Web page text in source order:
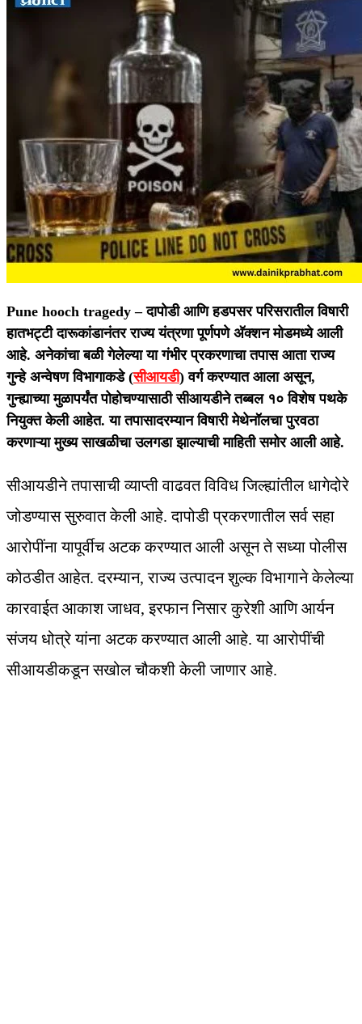
Pune hooch tragedy –दापोडी आणि हडपसर परिसरातील विषारी
हातभट्टी दारूकांडानंतर राज्य यंत्रणा पूर्णपणे अ‍ॅक्शन मोडमध्ये आली
आहे. अनेकांचा बळी गेलेल्या या गंभीर प्रकरणाचा तपास आता राज्य
गुन्हे अन्वेषण विभागाकडे (सीआयडी) वर्ग करण्यात आला असून,
गुन्ह्याच्या मुळापर्यंत पोहोचण्यासाठी सीआयडीने तब्बल १० विशेष पथके
नियुक्त केली आहेत. या तपासादरम्यान विषारी मेथेनॉलचा पुरवठा
करणाऱ्या मुख्य साखळीचा उलगडा झाल्याची माहिती समोर आली आहे.
सीआयडीने तपासाची व्याप्ती वाढवत विविध जिल्ह्यांतील धागेदोरे
जोडण्यास सुरुवात केली आहे. दापोडी प्रकरणातील सर्व सहा
आरोपींना यापूर्वीच अटक करण्यात आली असून ते सध्या पोलीस
कोठडीत आहेत. दरम्यान, राज्य उत्पादन शुल्क विभागाने केलेल्या
कारवाईत आकाश जाधव, इरफान निसार कुरेशी आणि आर्यन
संजय धोत्रे यांना अटक करण्यात आली आहे. या आरोपींची
सीआयडीकडून सखोल चौकशी केली जाणार आहे.